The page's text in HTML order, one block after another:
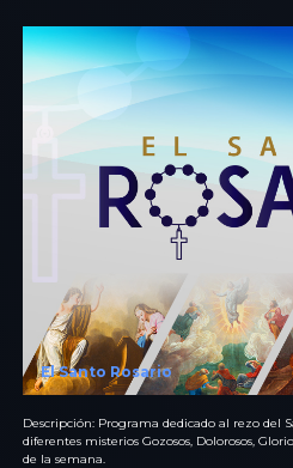
El Santo Rosario
Descripción: Programa dedicado al rezo del
diferentes misterios Gozosos, Dolorosos,
de la semana.